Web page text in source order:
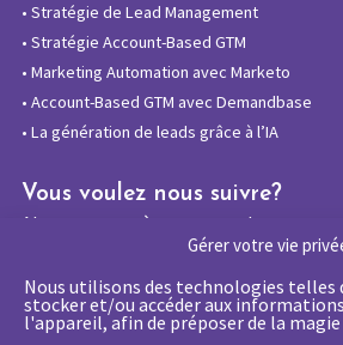
Gérer votre vie
Nous utilisons des technologies telles
stocker et/ou accéder aux
l'appareil, afin de préposer de la
• Stratégie de Lead Management
• Stratégie Account-Based GTM
• Marketing Automation avec Marketo
• Account-Based GTM avec Demandbase
• La génération de leads grâce à l’IA
Vous voulez nous suivre?
Abonnez-vous à notre newsletter